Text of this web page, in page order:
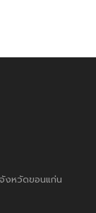
งหวัดขอนแก่น